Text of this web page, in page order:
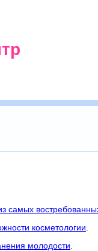
самых
косметологии
молодости